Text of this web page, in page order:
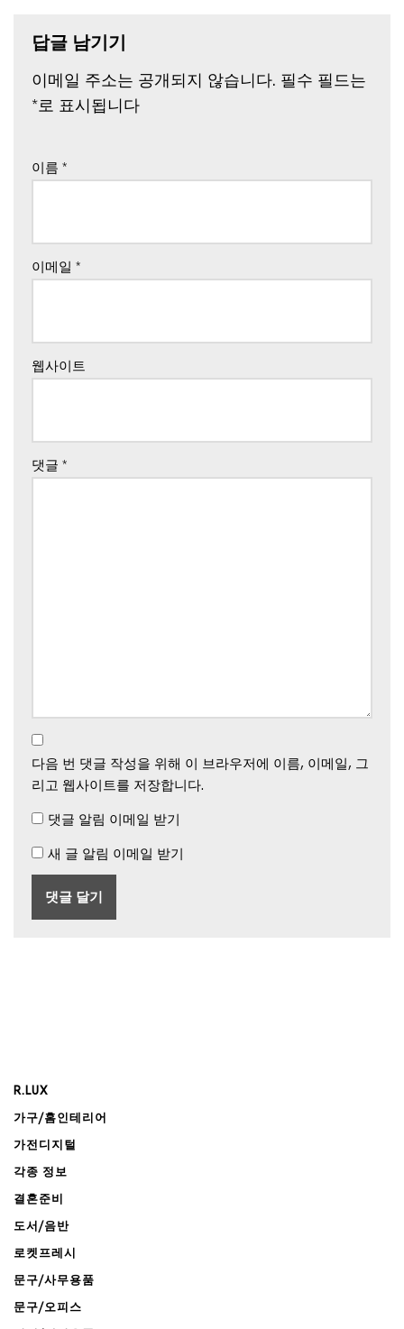
답글 남기기
이메일 주소는 공개되지 않습니다. 필수 필드는
*로 표시됩니다
이름 *
이메일 *
웹사이트
댓글 *
다음 번 댓글 작성을 위해 이 브라우저에 이름, 이메일, 그
리고 웹사이트를 저장합니다.
댓글 알림 이메일 받기
새 글 알림 이메일 받기
R.LUX
가구/홈인테리어
가전디지털
각종 정보
결혼준비
도서/음반
로켓프레시
문구/사무용품
문구/오피스